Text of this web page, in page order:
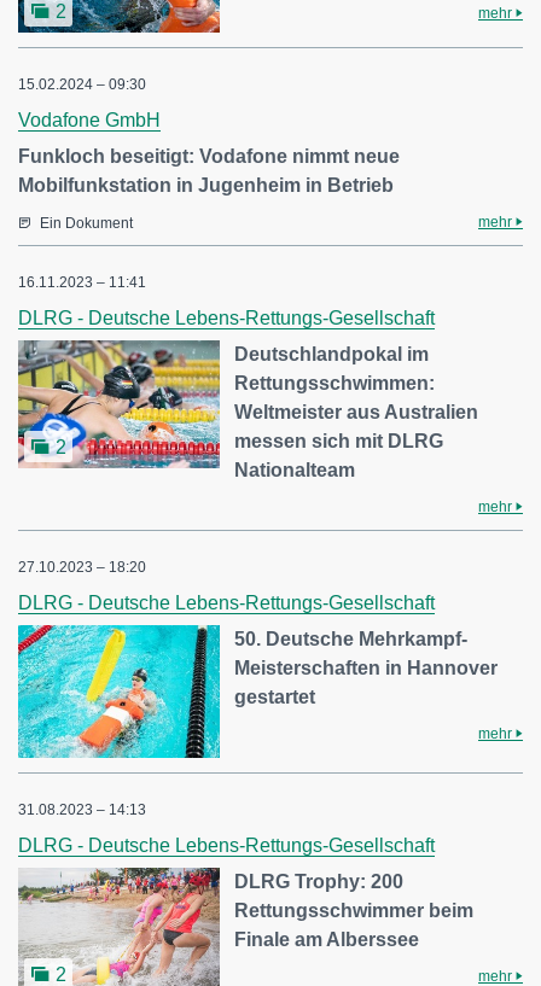
2 mehr
15.02.2024 – 09:30
Vodafone GmbH
Funkloch beseitigt: Vodafone nimmt neue
Mobilfunkstation in Jugenheim in Betrieb
Ein Dokument mehr
16.11.2023 – 11:41
DLRG - Deutsche Lebens-Rettungs-Gesellschaft
2
Deutschlandpokal im
Rettungsschwimmen:
Weltmeister aus Australien
messen sich mit DLRG
Nationalteam
mehr
27.10.2023 – 18:20
DLRG - Deutsche Lebens-Rettungs-Gesellschaft
50. Deutsche Mehrkampf-
Meisterschaften in Hannover
gestartet
mehr
31.08.2023 – 14:13
DLRG - Deutsche Lebens-Rettungs-Gesellschaft
2
DLRG Trophy: 200
Rettungsschwimmer beim
Finale am Alberssee
mehr